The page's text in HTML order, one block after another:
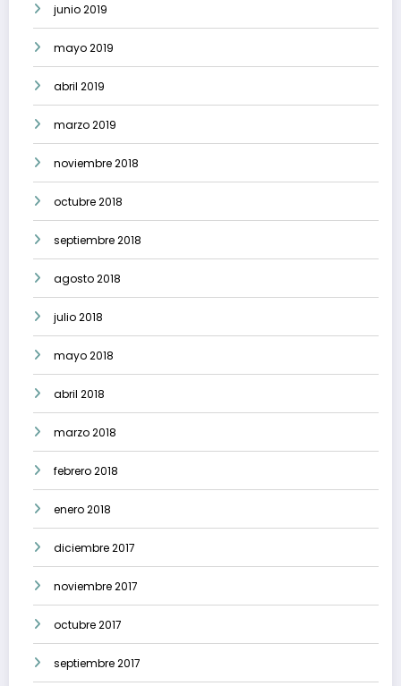
junio 2019
mayo 2019
abril 2019
marzo 2019
noviembre 2018
octubre 2018
septiembre 2018
agosto 2018
julio 2018
mayo 2018
abril 2018
marzo 2018
febrero 2018
enero 2018
diciembre 2017
noviembre 2017
octubre 2017
septiembre 2017